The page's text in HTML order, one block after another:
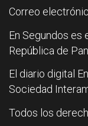
Correo
En Segundos es
República de
El diario digital
Sociedad
Todos los